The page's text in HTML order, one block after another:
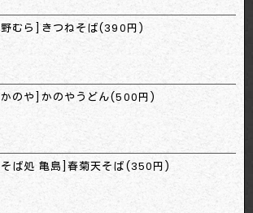
[野むら]きつねそば(390円)
[かのや]かのやうどん(500円)
[そば処 亀島]春菊天そば(350円)